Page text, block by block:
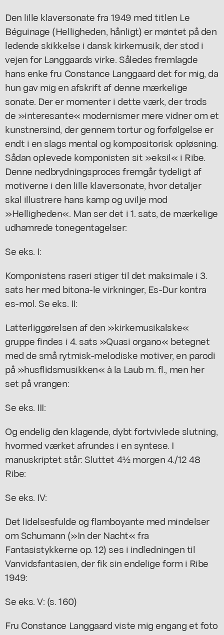
Den lille klaversonate fra 1949 med titlen Le
Béguinage (Helligheden, hånligt) er møntet på den
ledende skikkelse i dansk kirkemusik, der stod i
vejen for Langgaards virke. Således fremlagde
hans enke fru Constance Langgaard det for mig, da
hun gav mig en afskrift af denne mærkelige
sonate. Der er momenter i dette værk, der trods
de »interesante« modernismer mere vidner om et
kunstnersind, der gennem tortur og forfølgelse er
endt i en slags mental og kompositorisk opløsning.
Sådan oplevede komponisten sit »eksil« i Ribe.
Denne nedbrydningsproces fremgår tydeligt af
motiverne i den lille klaversonate, hvor detaljer
skal illustrere hans kamp og uvilje mod
»Helligheden«. Man ser det i 1. sats, de mærkelige
udhamrede tonegentagelser:
Se eks. I:
Komponistens raseri stiger til det maksimale i 3.
sats her med bitona-le virkninger, Es-Dur kontra
es-mol. Se eks. II:
Latterliggørelsen af den »kirkemusikalske«
gruppe findes i 4. sats »Quasi organo« betegnet
med de små rytmisk-melodiske motiver, en parodi
på »husflidsmusikken« à la Laub m. fl., men her
set på vrangen:
Se eks. III:
Og endelig den klagende, dybt fortvivlede slutning,
hvormed værket afrundes i en syntese. I
manuskriptet står: Sluttet 4½ morgen 4./12 48
Ribe:
Se eks. IV:
Det lidelsesfulde og flamboyante med mindelser
om Schumann (»In der Nacht« fra
Fantasistykkerne op. 12) ses i indledningen til
Vanvidsfantasien, der fik sin endelige form i Ribe
1949:
Se eks. V: (s. 160)
Fru Constance Langgaard viste mig engang et foto